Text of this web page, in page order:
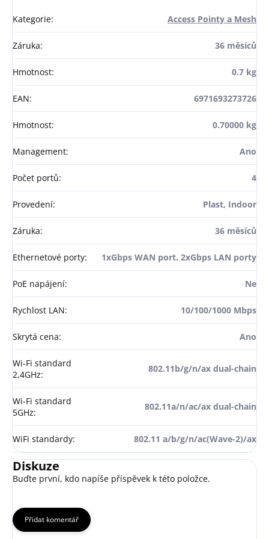
Kategorie: Access Pointy a Mesh
Záruka: 36 měsíců
Hmotnost: 0.7 kg
EAN: 6971693273726
Hmotnost: 0.70000 kg
Management: Ano
Počet portů: 4
Provedení: Plast, Indoor
Záruka: 36 měsíců
Ethernetové porty: 1xGbps WAN port. 2xGbps LAN porty
PoE napájení: Ne
Rychlost LAN: 10/100/1000 Mbps
Skrytá cena: Ano
Wi-Fi standard
2,4GHz:
802.11b/g/n/ax dual-chain
Wi-Fi standard
5GHz:
802.11a/n/ac/ax dual-chain
WiFi standardy: 802.11 a/b/g/n/ac(Wave-2)/ax
Diskuze
Buďte první, kdo napíše příspěvek k této položce.
Přidat komentář